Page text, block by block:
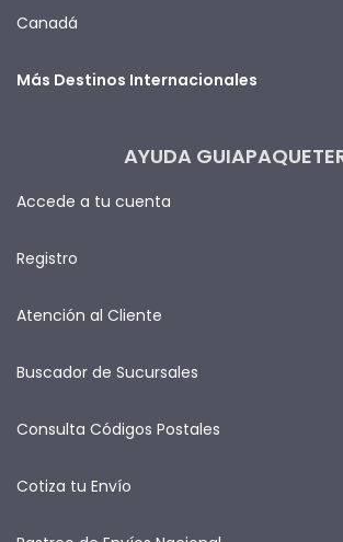
Canadá
Más Destinos Internacionales
AYUDA
Accede a tu cuenta
Registro
Atención al Cliente
Buscador de Sucursales
Consulta Códigos Postales
Cotiza tu Envío